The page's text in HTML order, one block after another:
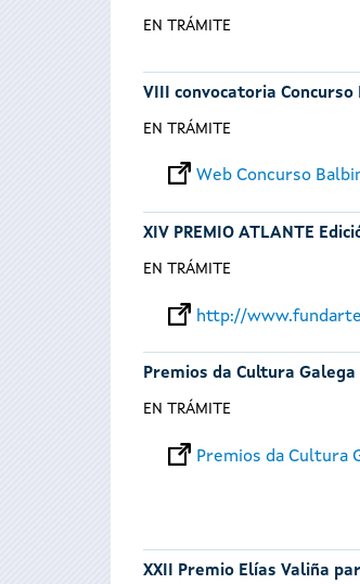
EN TRÁMITE
VIII convocatoria Concurso
EN TRÁMITE
Web Concurso
XIV PREMIO ATLANTE
EN TRÁMITE
http://
Premios da Cultura Galega
EN TRÁMITE
Premios da Cultura
XXII Premio Elías Valiña